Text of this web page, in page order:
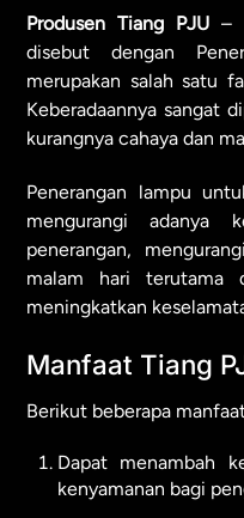
Produsen Tiang PJU –
disebut dengan
merupakan salah satu
Keberadaannya sangat
kurangnya cahaya dan
Penerangan lampu
mengurangi adanya
penerangan,
malam hari terutama
meningkatkan
Manfaat Tiang
Berikut beberapa
Dapat menambah
kenyamanan bagi